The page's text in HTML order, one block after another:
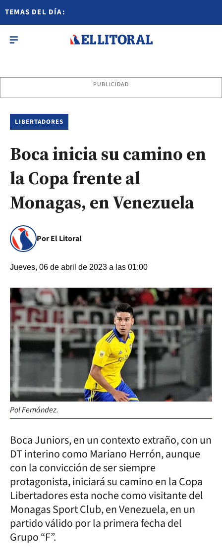
TEMAS DEL DÍA:
PUBLICIDAD
LIBERTADORES
Boca inicia su camino en
la Copa frente al
Monagas, en Venezuela
Por El Litoral
Jueves, 06 de abril de 2023 a las 01:00
Pol Fernández.
Boca Juniors, en un contexto extraño, con un
DT interino como Mariano Herrón, aunque
con la convicción de ser siempre
protagonista, iniciará su camino en la Copa
Libertadores esta noche como visitante del
Monagas Sport Club, en Venezuela, en un
partido válido por la primera fecha del
Grupo “F”.